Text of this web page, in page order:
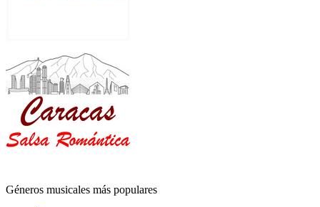
Géneros musicales más populares